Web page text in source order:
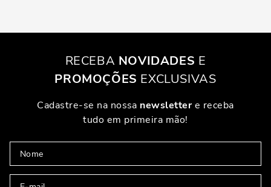
RECEBA NOVIDADES E
PROMOÇÕES EXCLUSIVAS
Cadastre-se na nossa newslettere receba
tudo em primeira mão!